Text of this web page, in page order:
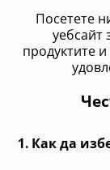
Посетете
уебсайт
продуктите
1. Как да